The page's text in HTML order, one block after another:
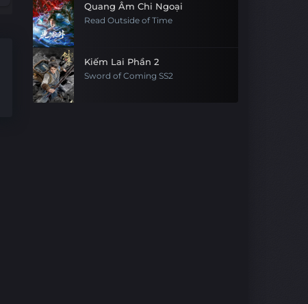
Quang Âm Chi Ngoại
Read Outside of Time
Kiếm Lai Phần 2
Sword of Coming SS2